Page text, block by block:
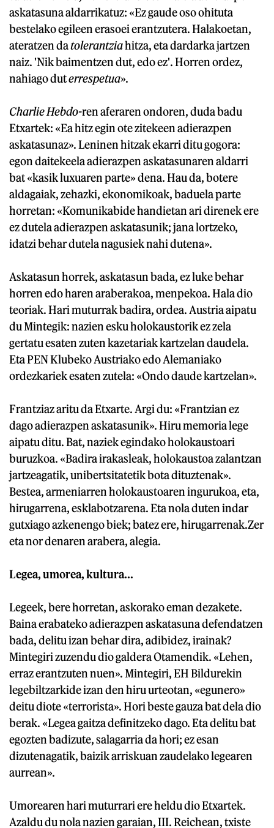
askatasuna aldarrikatuz: «Ez gaude oso ohituta
bestelako egileen erasoei erantzutera. Halakoetan,
ateratzen datolerantziahitza, eta dardarka jartzen
naiz. 'Nik baimentzen dut, edo ez'. Horren ordez,
nahiago duterrespetua».
Charlie Hebdo-ren aferaren ondoren, duda badu
Etxartek: «Ea hitz egin ote zitekeen adierazpen
askatasunaz». Leninen hitzak ekarri ditu gogora:
egon daitekeela adierazpen askatasunaren aldarri
bat «kasik luxuaren parte» dena. Hau da, botere
aldagaiak, zehazki, ekonomikoak, baduela parte
horretan: «Komunikabide handietan ari direnek ere
ez dutela adierazpen askatasunik; jana lortzeko,
idatzi behar dutela nagusiek nahi dutena».
Askatasun horrek, askatasun bada, ez luke behar
horren edo haren araberakoa, menpekoa. Hala dio
teoriak. Hari muturrak badira, ordea. Austria aipatu
du Mintegik: nazien esku holokaustorik ez zela
gertatu esaten zuten kazetariak kartzelan daudela.
Eta PEN Klubeko Austriako edo Alemaniako
ordezkariek esaten zutela: «Ondo daude kartzelan».
Frantziaz aritu da Etxarte. Argi du: «Frantzian ez
dago adierazpen askatasunik». Hiru memoria lege
aipatu ditu. Bat, naziek egindako holokaustoari
buruzkoa. «Badira irakasleak, holokaustoa zalantzan
jartzeagatik, unibertsitatetik bota dituztenak».
Bestea, armeniarren holokaustoaren ingurukoa, eta,
hirugarrena, esklabotzarena. Eta nola duten indar
gutxiago azkenengo biek; batez ere, hirugarrenak.Zer
eta nor denaren arabera, alegia.
Legea, umorea, kultura...
Legeek, bere horretan, askorako eman dezakete.
Baina erabateko adierazpen askatasuna defendatzen
bada, delitu izan behar dira, adibidez, irainak?
Mintegiri zuzendu dio galdera Otamendik. «Lehen,
erraz erantzuten nuen». Mintegiri, EH Bildurekin
legebiltzarkide izan den hiru urteotan, «egunero»
deitu diote «terrorista». Hori beste gauza bat dela dio
berak. «Legea gaitza definitzeko dago. Eta delitu bat
egozten badizute, salagarria da hori; ez esan
dizutenagatik, baizik arriskuan zaudelako legearen
aurrean».
Umorearen hari muturrari ere heldu dio Etxartek.
Azaldu du nola nazien garaian, III. Reichean, txiste